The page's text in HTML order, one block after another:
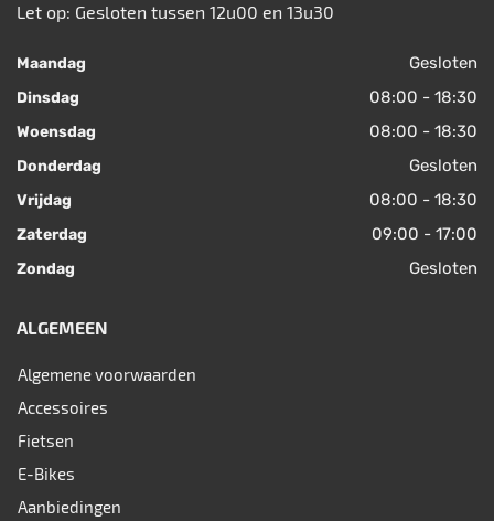
Let op: Gesloten tussen 12u00 en 13u30
Maandag Gesloten
Dinsdag 08:00 - 18:30
Woensdag 08:00 - 18:30
Donderdag Gesloten
Vrijdag 08:00 - 18:30
Zaterdag 09:00 - 17:00
Zondag Gesloten
ALGEMEEN
Algemene voorwaarden
Accessoires
Fietsen
E-Bikes
Aanbiedingen